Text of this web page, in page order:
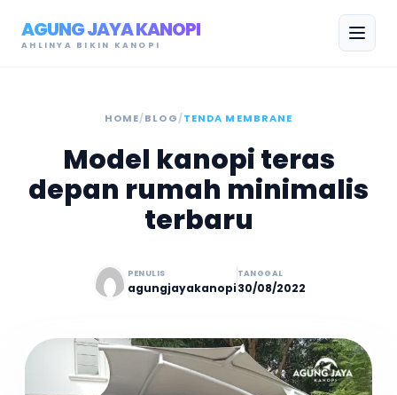
AGUNG JAYA KANOPI
AHLINYA BIKIN KANOPI
HOME/BLOG/TENDA MEMBRANE
Model kanopi teras
depan rumah minimalis
terbaru
PENULIS
agungjayakanopi
TANGGAL
30/08/2022